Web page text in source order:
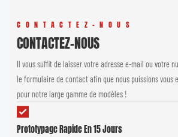
CONTACTEZ-NOUS
CONTACTEZ-NOUS
Il vous suffit de laisser votre adresse e-mail ou votre
le formulaire de contact afin que nous puissions vous
pour notre large gamme de modèles !
Prototypage Rapide En 15 Jours